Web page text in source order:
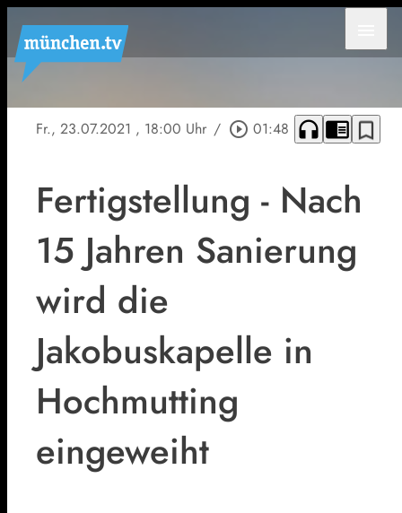
Fr., 23.07.2021 , 18:00 Uhr / play_circle_outline 01:48 headphones chrome_reader_mode bookmark_border
Fertigstellung - Nach
15 Jahren Sanierung
wird die
Jakobuskapelle in
Hochmutting
eingeweiht